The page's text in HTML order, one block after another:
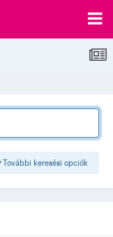
További keresési opciók